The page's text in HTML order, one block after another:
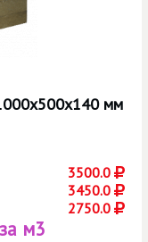
мм
3500.0
3450.0
2750.0
м3